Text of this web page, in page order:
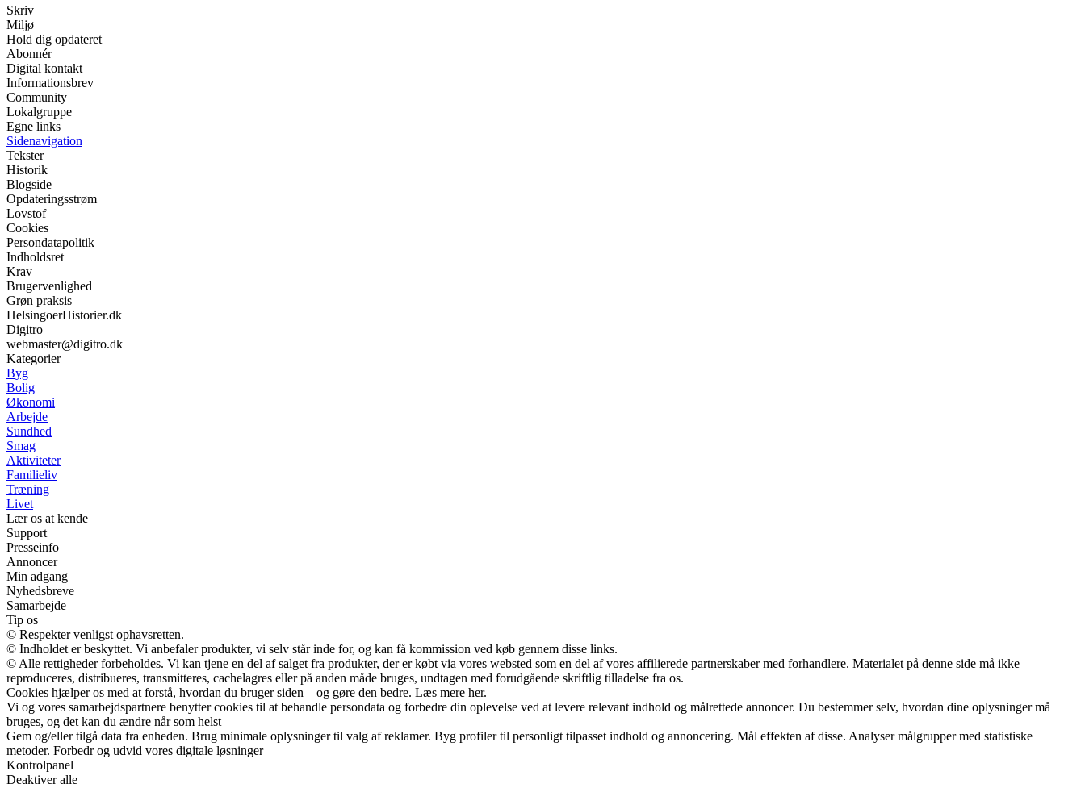
Skriv
Miljø
Hold dig opdateret
Abonnér
Digital kontakt
Informationsbrev
Community
Lokalgruppe
Egne links
Sidenavigation
Tekster
Historik
Blogside
Opdateringsstrøm
Lovstof
Cookies
Persondatapolitik
Indholdsret
Krav
Brugervenlighed
Grøn praksis
HelsingoerHistorier.dk
Digitro
webmaster@digitro.dk
Kategorier
Byg
Bolig
Økonomi
Arbejde
Sundhed
Smag
Aktiviteter
Familieliv
Træning
Livet
Lær os at kende
Support
Presseinfo
Annoncer
Min adgang
Nyhedsbreve
Samarbejde
Tip os
© Respekter venligst ophavsretten.
© Indholdet er beskyttet. Vi anbefaler produkter, vi selv står inde for, og kan få kommission ved køb gennem disse links.
© Alle rettigheder forbeholdes. Vi kan tjene en del af salget fra produkter, der er købt via vores websted som en del af vores affilierede partnerskaber med forhandlere. Materialet på denne side må ikke
reproduceres, distribueres, transmitteres, cachelagres eller på anden måde bruges, undtagen med forudgående skriftlig tilladelse fra os.
Cookies hjælper os med at forstå, hvordan du bruger siden – og gøre den bedre. Læs mere her.
Vi og vores samarbejdspartnere benytter cookies til at behandle persondata og forbedre din oplevelse ved at levere relevant indhold og målrettede annoncer. Du bestemmer selv, hvordan dine oplysninger må
bruges, og det kan du ændre når som helst
Gem og/eller tilgå data fra enheden. Brug minimale oplysninger til valg af reklamer. Byg profiler til personligt tilpasset indhold og annoncering. Mål effekten af disse. Analyser målgrupper med statistiske
metoder. Forbedr og udvid vores digitale løsninger
Kontrolpanel
Deaktiver alle